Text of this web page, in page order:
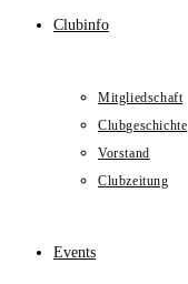
Clubinfo
Mitgliedschaft
Clubgeschichte
Vorstand
Clubzeitung
Events